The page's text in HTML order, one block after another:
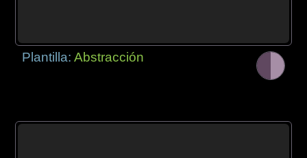
Plantilla:Abstracción